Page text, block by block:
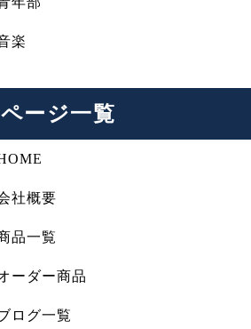
楽
ページ一覧
社概要
品一覧
ーダー商品
ログ一覧